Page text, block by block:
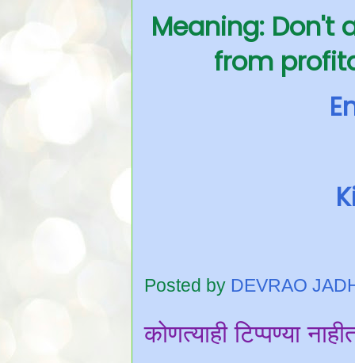
Meaning: Don't
from
Posted by DEVRAO
कोणत्याही टिप्पण्‍या